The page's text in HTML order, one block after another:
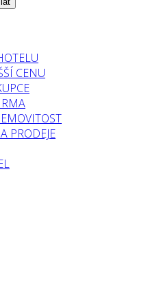
CENU
PRODEJE